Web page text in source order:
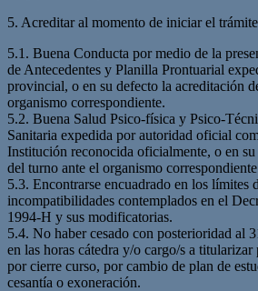
5. Acreditar al momento de iniciar el
5.1. Buena Conducta por medio de la
de Antecedentes y Planilla Prontuarial
provincial, o en su defecto la acreditación
organismo correspondiente.
5.2. Buena Salud Psico-física y Psico-
Sanitaria expedida por autoridad oficial
Institución reconocida oficialmente, o en
del turno ante el organismo
5.3. Encontrarse encuadrado en los límites
incompatibilidades contemplados en el
1994-H y sus modificatorias.
5.4. No haber cesado con posterioridad al
en las horas cátedra y/o cargo/s a
por cierre curso, por cambio de plan de
cesantía o exoneración.